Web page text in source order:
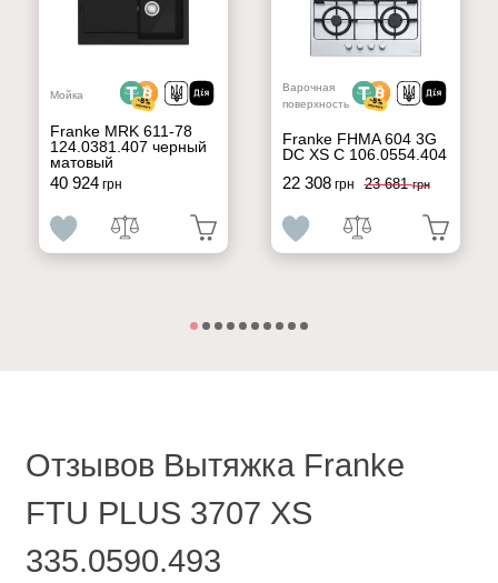
Мойка
Franke MRK 611-78
124.0381.407 черный
матовый
40 924грн
Варочная
поверхность
Franke FHMA 604 3G
DC XS C 106.0554.404
22 308грн 23 681грн
Отзывов Вытяжка Franke
FTU PLUS 3707 XS
335.0590.493